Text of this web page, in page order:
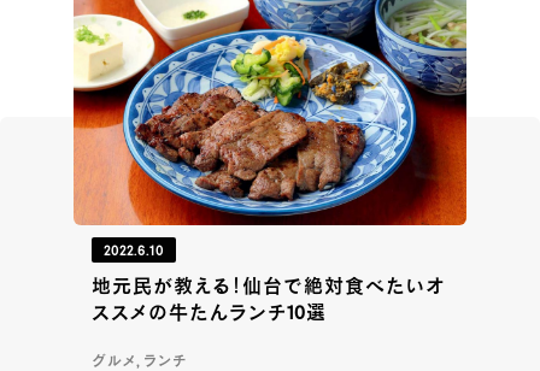
2022.6.10
地元民が教える！仙台で絶対食べたいオ
ススメの牛たんランチ10選
グルメ, ランチ